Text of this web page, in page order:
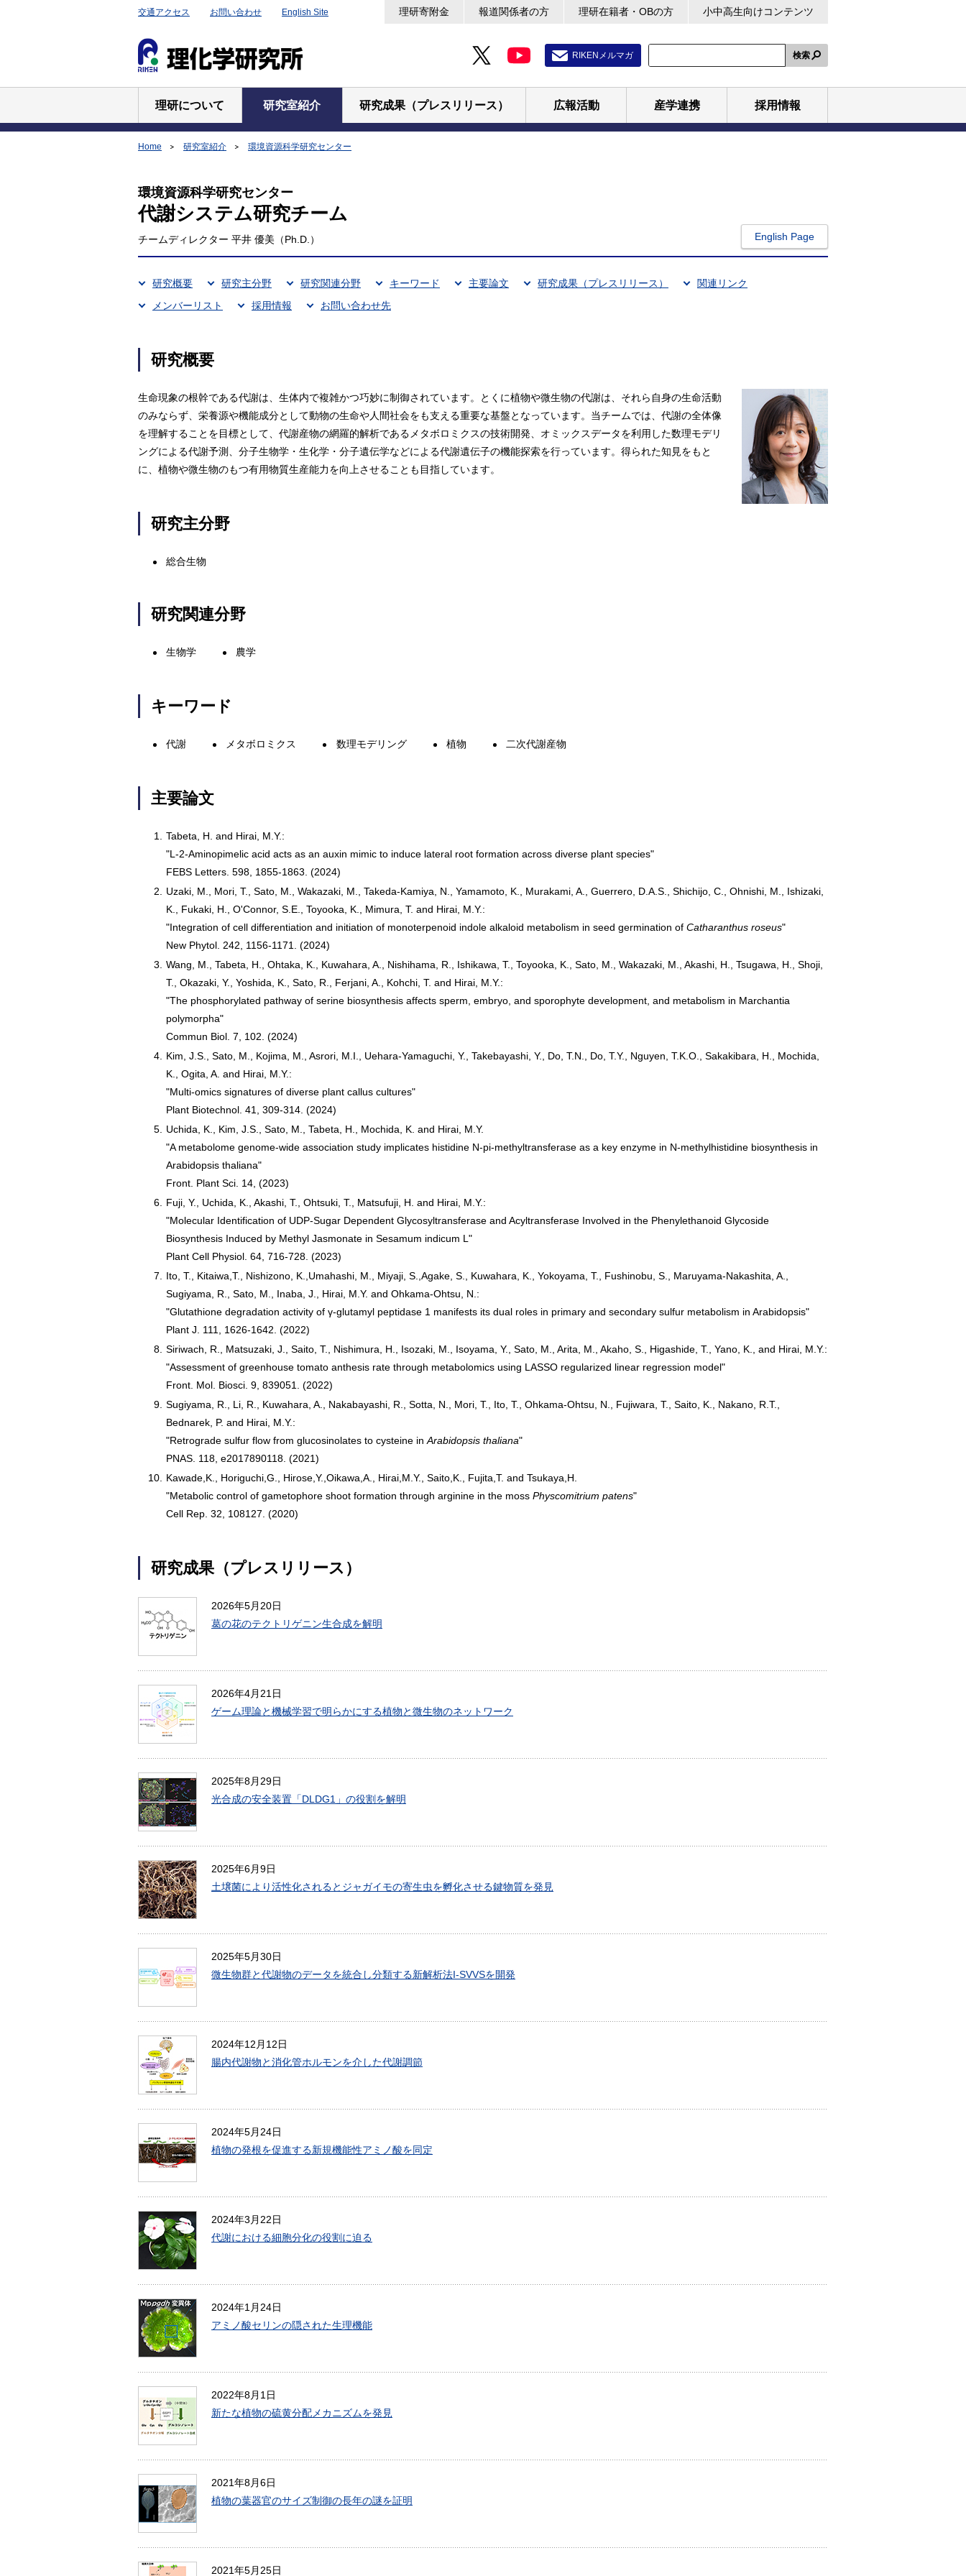
交通アクセス お問い合わせ English Site 理研寄附金 報道関係者の方 理研在籍者・OBの方 小中高生向けコンテンツ
RIKENメルマガ 検索
理研について 研究室紹介 研究成果（プレスリリース） 広報活動 産学連携 採用情報
Home 研究室紹介 環境資源科学研究センター
環境資源科学研究センター
代謝システム研究チーム
チームディレクター 平井 優美（Ph.D.） English Page
研究概要 研究主分野 研究関連分野 キーワード 主要論文 研究成果（プレスリリース）
関連リンク
メンバーリスト
採用情報 お問い合わせ先
研究概要
生命現象の根幹である代謝は、生体内で複雑かつ巧妙に制御されています。とくに植物や微生物の代謝は、それら自身の生命活動
のみならず、栄養源や機能成分として動物の生命や人間社会をも支える重要な基盤となっています。当チームでは、代謝の全体像
を理解することを目標として、代謝産物の網羅的解析であるメタボロミクスの技術開発、オミックスデータを利用した数理モデリ
ングによる代謝予測、分子生物学・生化学・分子遺伝学などによる代謝遺伝子の機能探索を行っています。得られた知見をもと
に、植物や微生物のもつ有用物質生産能力を向上させることも目指しています。
研究主分野
総合生物
研究関連分野
生物学 農学
キーワード
代謝 メタボロミクス 数理モデリング 植物 二次代謝産物
主要論文
1.
Tabeta, H. and Hirai, M.Y.:
"L-2-Aminopimelic acid acts as an auxin mimic to induce lateral root formation across diverse plant species"
FEBS Letters. 598, 1855-1863. (2024)
2.
Uzaki, M., Mori, T., Sato, M., Wakazaki, M., Takeda-Kamiya, N., Yamamoto, K., Murakami, A., Guerrero, D.A.S., Shichijo, C., Ohnishi, M., Ishizaki,
K., Fukaki, H., O'Connor, S.E., Toyooka, K., Mimura, T. and Hirai, M.Y.:
"Integration of cell differentiation and initiation of monoterpenoid indole alkaloid metabolism in seed germination ofCatharanthus roseus"
New Phytol. 242, 1156-1171. (2024)
3.
Wang, M., Tabeta, H., Ohtaka, K., Kuwahara, A., Nishihama, R., Ishikawa, T., Toyooka, K., Sato, M., Wakazaki, M., Akashi, H., Tsugawa, H., Shoji,
T., Okazaki, Y., Yoshida, K., Sato, R., Ferjani, A., Kohchi, T. and Hirai, M.Y.:
"The phosphorylated pathway of serine biosynthesis affects sperm, embryo, and sporophyte development, and metabolism in Marchantia
polymorpha"
Commun Biol. 7, 102. (2024)
4.
Kim, J.S., Sato, M., Kojima, M., Asrori, M.I., Uehara-Yamaguchi, Y., Takebayashi, Y., Do, T.N., Do, T.Y., Nguyen, T.K.O., Sakakibara, H., Mochida,
K., Ogita, A. and Hirai, M.Y.:
"Multi-omics signatures of diverse plant callus cultures"
Plant Biotechnol. 41, 309-314. (2024)
5.
Uchida, K., Kim, J.S., Sato, M., Tabeta, H., Mochida, K. and Hirai, M.Y.
"A metabolome genome-wide association study implicates histidine N-pi-methyltransferase as a key enzyme in N-methylhistidine biosynthesis in
Arabidopsis thaliana"
Front. Plant Sci. 14, (2023)
6.
Fuji, Y., Uchida, K., Akashi, T., Ohtsuki, T., Matsufuji, H. and Hirai, M.Y.:
"Molecular Identification of UDP-Sugar Dependent Glycosyltransferase and Acyltransferase Involved in the Phenylethanoid Glycoside
Biosynthesis Induced by Methyl Jasmonate in Sesamum indicum L"
Plant Cell Physiol. 64, 716-728. (2023)
7.
Ito, T., Kitaiwa,T., Nishizono, K.,Umahashi, M., Miyaji, S.,Agake, S., Kuwahara, K., Yokoyama, T., Fushinobu, S., Maruyama-Nakashita, A.,
Sugiyama, R., Sato, M., Inaba, J., Hirai, M.Y. and Ohkama-Ohtsu, N.:
"Glutathione degradation activity of γ‐glutamyl peptidase 1 manifests its dual roles in primary and secondary sulfur metabolism in Arabidopsis"
Plant J. 111, 1626-1642. (2022)
8. Siriwach, R., Matsuzaki, J., Saito, T., Nishimura, H., Isozaki, M., Isoyama, Y., Sato, M., Arita, M., Akaho, S., Higashide, T., Yano, K., and Hirai, M.Y.:
"Assessment of greenhouse tomato anthesis rate through metabolomics using LASSO regularized linear regression model"
Front. Mol. Biosci. 9, 839051. (2022)
9. Sugiyama, R., Li, R., Kuwahara, A., Nakabayashi, R., Sotta, N., Mori, T., Ito, T., Ohkama-Ohtsu, N., Fujiwara, T., Saito, K., Nakano, R.T.,
Bednarek, P. and Hirai, M.Y.:
"Retrograde sulfur flow from glucosinolates to cysteine inArabidopsis thaliana"
PNAS. 118, e2017890118. (2021)
10.
Kawade,K., Horiguchi,G., Hirose,Y.,Oikawa,A., Hirai,M.Y., Saito,K., Fujita,T. and Tsukaya,H.
"Metabolic control of gametophore shoot formation through arginine in the mossPhyscomitrium patens"
Cell Rep. 32, 108127. (2020)
研究成果（プレスリリース）
2026年5月20日
葛の花のテクトリゲニン生合成を解明
2026年4月21日
ゲーム理論と機械学習で明らかにする植物と微生物のネットワーク
2025年8月29日
光合成の安全装置「DLDG1」の役割を解明
2025年6月9日
土壌菌により活性化されるとジャガイモの寄生虫を孵化させる鍵物質を発見
2025年5月30日
微生物群と代謝物のデータを統合し分類する新解析法I-SVVSを開発
2024年12月12日
腸内代謝物と消化管ホルモンを介した代謝調節
2024年5月24日
植物の発根を促進する新規機能性アミノ酸を同定
2024年3月22日
代謝における細胞分化の役割に迫る
2024年1月24日
アミノ酸セリンの隠された生理機能
2022年8月1日
新たな植物の硫黄分配メカニズムを発見
2021年8月6日
植物の葉器官のサイズ制御の長年の謎を証明
2021年5月25日